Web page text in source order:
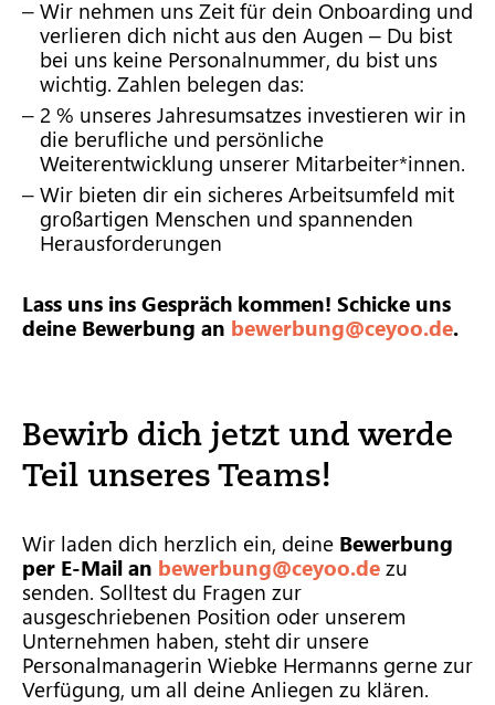
Wir nehmen uns Zeit für dein Onboarding und
verlieren dich nicht aus den Augen – Du bist
bei uns keine Personalnummer, du bist uns
wichtig. Zahlen belegen das:
2 % unseres Jahresumsatzes investieren wir in
die berufliche und persönliche
Weiterentwicklung unserer Mitarbeiter*innen.
Wir bieten dir ein sicheres Arbeitsumfeld mit
großartigen Menschen und spannenden
Herausforderungen
Lass uns ins Gespräch kommen! Schicke uns
deine Bewerbung an bewerbung@ceyoo.de.
Bewirb dich jetzt und werde
Teil unseres Teams!
Wir laden dich herzlich ein, deine Bewerbung
per E-Mail an bewerbung@ceyoo.dezu
senden. Solltest du Fragen zur
ausgeschriebenen Position oder unserem
Unternehmen haben, steht dir unsere
Personalmanagerin Wiebke Hermanns gerne zur
Verfügung, um all deine Anliegen zu klären.